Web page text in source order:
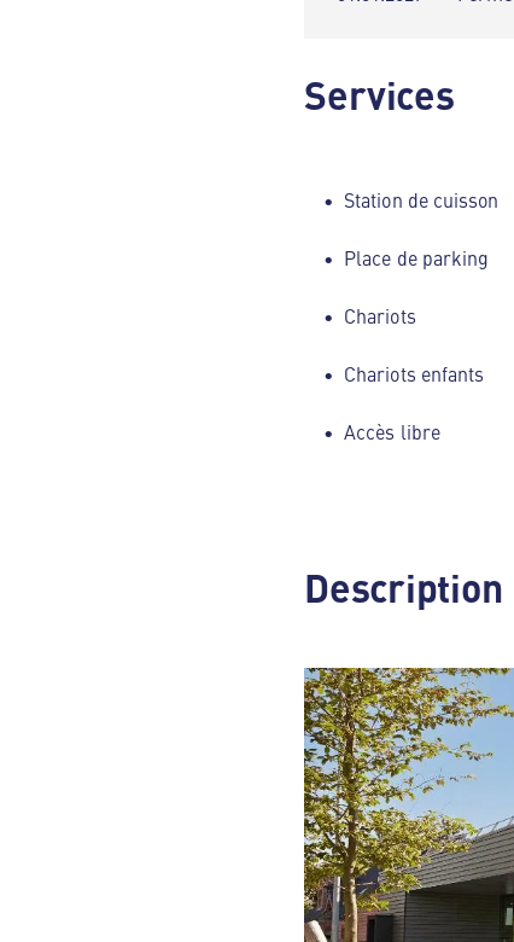
Services
Station de cuisson
Place de parking
Chariots
Chariots enfants
Accès libre
Description